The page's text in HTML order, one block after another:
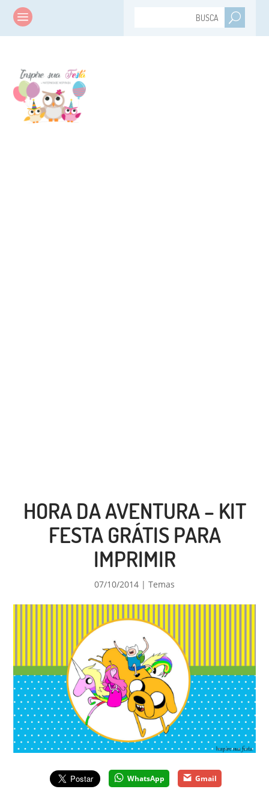
HORA DA AVENTURA – KIT
FESTA GRÁTIS PARA
IMPRIMIR
07/10/2014 | Temas
WhatsApp Gmail